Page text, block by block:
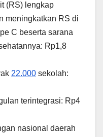
(RS) lengkap
meningkatkan RS di
C beserta sarana
Rp1,8
22.000 sekolah:
terintegrasi: Rp4
nasional daerah